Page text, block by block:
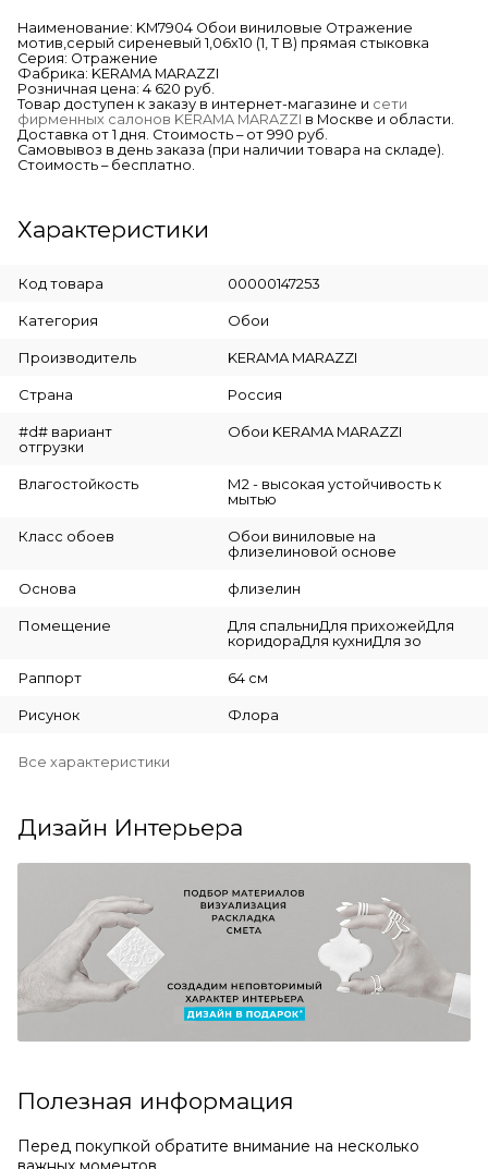
Наименование: KM7904 Обои виниловые Отражение
мотив,серый сиреневый 1,06х10 (1, Т B) прямая стыковка
Серия: Отражение
Фабрика: KERAMA MARAZZI
Розничная цена: 4 620 руб.
Товар доступен к заказу в интернет-магазине и сети
фирменных салонов KERAMA MARAZZI в Москве и области.
Доставка от 1 дня. Стоимость – от 990 руб.
Самовывоз в день заказа (при наличии товара на складе).
Стоимость – бесплатно.
Характеристики
Код товара 00000147253
Категория Обои
Производитель KERAMA MARAZZI
Страна Россия
#d# вариант
отгрузки
Обои KERAMA MARAZZI
Влагостойкость
М2 - высокая устойчивость к
мытью
Класс обоев
Обои виниловые на
флизелиновой основе
Основа флизелин
Помещение
Для спальниДля прихожейДля
коридораДля кухниДля зо
Раппорт 64 см
Рисунок Флора
Все характеристики
Дизайн Интерьера
Полезная информация
Перед покупкой обратите внимание на несколько